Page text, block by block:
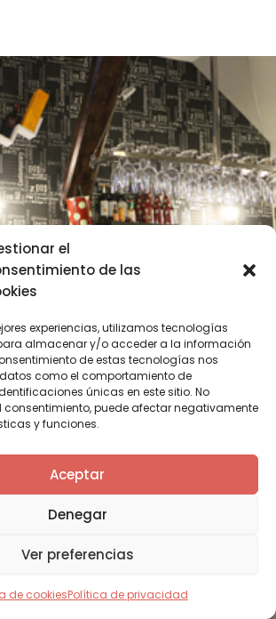
el
de las
experiencias, utilizamos tecnologías
almacenar y/o acceder a la información
de estas tecnologías nos
como el comportamiento de
únicas en este sitio. No
consentimiento, puede afectar negativamente
y funciones.
Aceptar
Denegar
Ver preferencias
de cookiesPolítica de privacidad
lugares
el calor del amor en un bar